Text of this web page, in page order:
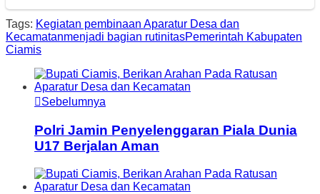
Tags: Kegiatan pembinaan Aparatur Desa dan
Kecamatanmenjadi bagian rutinitasPemerintah Kabupaten
Ciamis
Sebelumnya
Polri Jamin Penyelenggaran Piala Dunia
U17 Berjalan Aman